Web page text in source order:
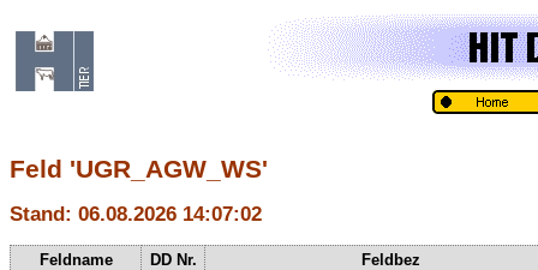
Feld 'UGR_AGW_WS'
Stand: 06.08.2026 14:07:02
Feldname DD Nr. Feldbez